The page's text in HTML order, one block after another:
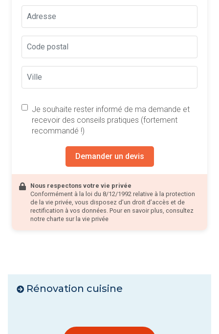
Je souhaite rester informé de ma demande et
recevoir des conseils pratiques (fortement
recommandé !)
Demander un devis
Nous respectons votre vie privée
Conformément à la loi du 8/12/1992 relative à la protection
de la vie privée, vous disposez d’un droit d’accès et de
rectification à vos données. Pour en savoir plus, consultez
notre charte sur la vie privée
Rénovation cuisine